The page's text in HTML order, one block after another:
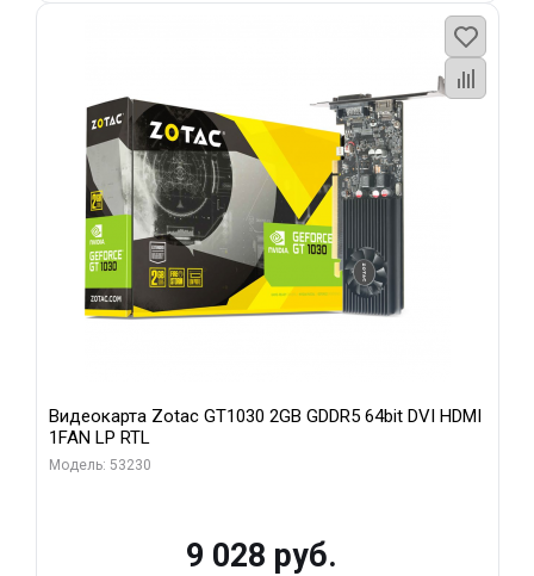
Видеокарта Zotac GT1030 2GB GDDR5 64bit DVI HDMI
1FAN LP RTL
Модель: 53230
9 028 руб.